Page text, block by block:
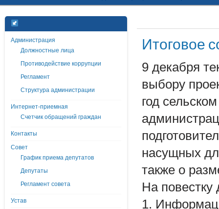
Администрация
Должностные лица
Противодействие коррупции
Регламент
Структура администрации
Интернет-приемная
Счетчик обращений граждан
Контакты
Совет
График приема депутатов
Депутаты
Регламент совета
Устав
Итоговое
9 декабря
выбору
год
насущных
также о
На
1.